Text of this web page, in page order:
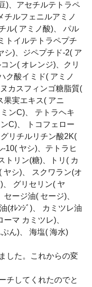
)、アセチルテトラペ
チルフェニルアミノ
ル( アミノ酸)、 パル
トイルテトラペプチ
シ)、ジペプチド-2( ア
ン( オレンジ)、クリ
ク酸イミド( アミノ
カスフィンゴ糖脂質(
果実エキス( アニ
ンC)、 テトラヘキ
C)、 トコフェロー
リチルリチン酸2K(
10( ヤシ)、テトラヒ
トリン(糖)、トリ( カ
ヤシ)、 スクワラン(オ
、 グリセリン( ヤ
ージ油( セージ)、
(ｵﾚﾝｼﾞ)、 カミツレ油
マ カミツレ)、
ん)、 海塩( 海水)
した。これからの変
チしてくれたのでと